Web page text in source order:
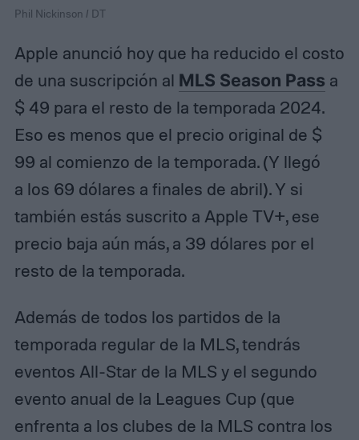
Phil Nickinson / DT
Apple anunció hoy que ha reducido el costo
de una suscripción al MLS Season Pass a
$ 49 para el resto de la temporada 2024.
Eso es menos que el precio original de $
99 al comienzo de la temporada. (Y llegó
a los 69 dólares a finales de abril). Y si
también estás suscrito a Apple TV+, ese
precio baja aún más, a 39 dólares por el
resto de la temporada.
Además de todos los partidos de la
temporada regular de la MLS, tendrás
eventos All-Star de la MLS y el segundo
evento anual de la Leagues Cup (que
enfrenta a los clubes de la MLS contra los